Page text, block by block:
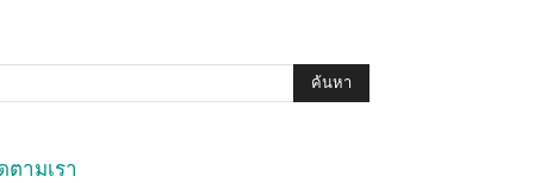
ตามเรา